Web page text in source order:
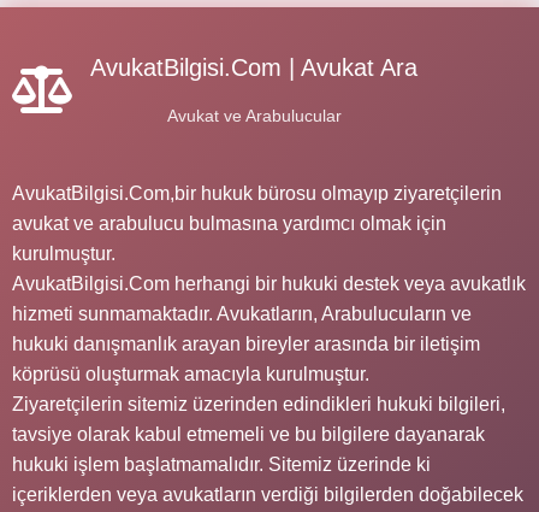
AvukatBilgisi.Com | Avukat Ara
Avukat ve Arabulucular
AvukatBilgisi.Com,bir hukuk bürosu olmayıp ziyaretçilerin
avukat ve arabulucu bulmasına yardımcı olmak için
kurulmuştur.
AvukatBilgisi.Com herhangi bir hukuki destek veya avukatlık
hizmeti sunmamaktadır. Avukatların, Arabulucuların ve
hukuki danışmanlık arayan bireyler arasında bir iletişim
köprüsü oluşturmak amacıyla kurulmuştur.
Ziyaretçilerin sitemiz üzerinden edindikleri hukuki bilgileri,
tavsiye olarak kabul etmemeli ve bu bilgilere dayanarak
hukuki işlem başlatmamalıdır. Sitemiz üzerinde ki
içeriklerden veya avukatların verdiği bilgilerden doğabilecek